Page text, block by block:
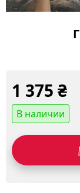
1 375 ₴
В наличии